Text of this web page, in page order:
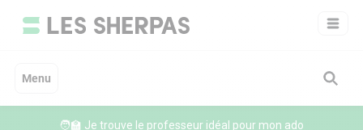
Menu
🧑‍🏫 Je trouve le professeur idéal pour mon ado